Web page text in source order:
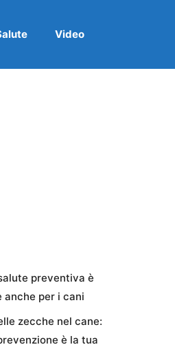
Video
preventiva è
anche per i cani
zecche nel cane:
è la tua